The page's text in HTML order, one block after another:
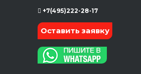
+7(495)222-28-17
Оставить заявку